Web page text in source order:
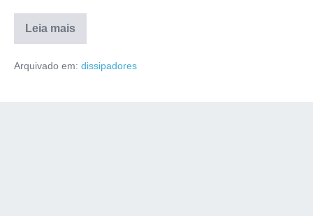
Leia mais
Arquivado em: dissipadores